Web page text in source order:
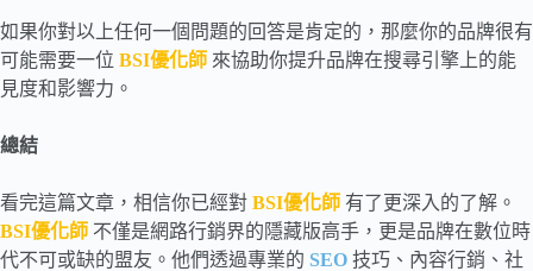
如果你對以上任何一個問題的回答是肯定的，那麼你的品牌很有
可能需要一位 BSI優化師 來協助你提升品牌在搜尋引擎上的能
見度和影響力。
總結
看完這篇文章，相信你已經對 BSI優化師 有了更深入的了解。
BSI優化師 不僅是網路行銷界的隱藏版高手，更是品牌在數位時
代不可或缺的盟友。他們透過專業的 SEO 技巧、內容行銷、社